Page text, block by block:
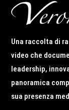
Una raccolta di
video che
leadership,
panoramica
sua presenza